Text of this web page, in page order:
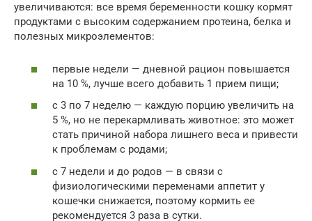
увеличиваются: все время беременности кошку кормят
продуктами с высоким содержанием протеина, белка и
полезных микроэлементов:
первые недели — дневной рацион повышается
на 10 %, лучше всего добавить 1 прием пищи;
с 3 по 7 неделю — каждую порцию увеличить на
5 %, но не перекармливать животное: это может
стать причиной набора лишнего веса и привести
к проблемам с родами;
с 7 недели и до родов — в связи с
физиологическими переменами аппетит у
кошечки снижается, поэтому кормить ее
рекомендуется 3 раза в сутки.